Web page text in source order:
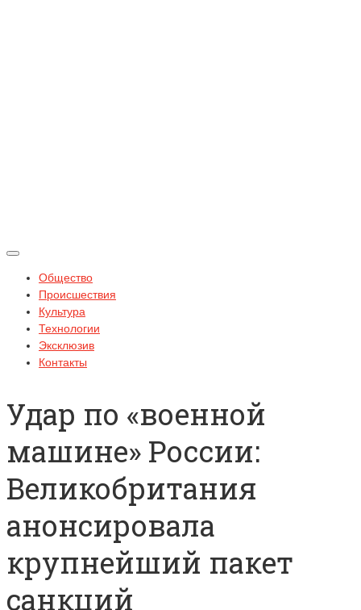
Общество
Происшествия
Культура
Технологии
Эксклюзив
Контакты
Удар по «военной
машине» России:
Великобритания
анонсировала
крупнейший пакет
санкций